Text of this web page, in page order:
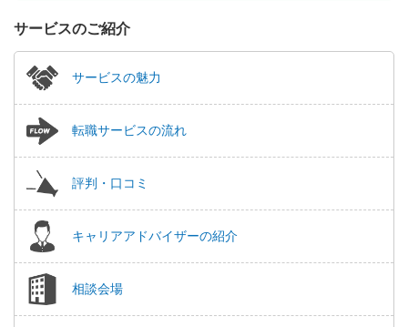
サービスのご紹介
サービスの魅力
転職サービスの流れ
評判・口コミ
キャリアアドバイザーの紹介
相談会場